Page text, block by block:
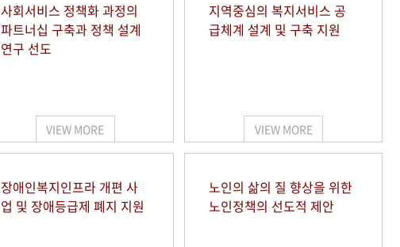
사회서비스 정책화 과정의
파트너십 구축과 정책 설계
연구 선도
VIEW MORE
지역중심의 복지서비스 공
급체계 설계 및 구축 지원
VIEW MORE
장애인복지인프라 개편 사
업 및 장애등급제 폐지 지원
노인의 삶의 질 향상을 위한
노인정책의 선도적 제안